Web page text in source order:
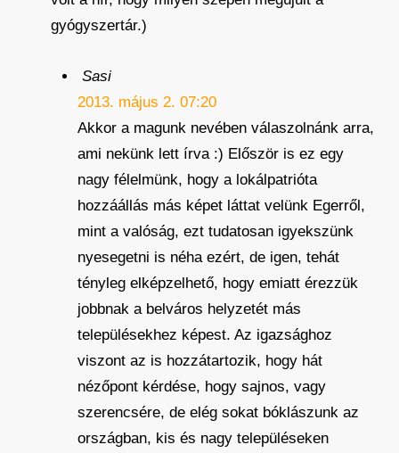
gyógyszertár.)
Sasi
2013. május 2. 07:20
Akkor a magunk nevében válaszolnánk arra,
ami nekünk lett írva :) Először is ez egy
nagy félelmünk, hogy a lokálpatrióta
hozzáállás más képet láttat velünk Egerről,
mint a valóság, ezt tudatosan igyekszünk
nyesegetni is néha ezért, de igen, tehát
tényleg elképzelhető, hogy emiatt érezzük
jobbnak a belváros helyzetét más
településekhez képest. Az igazsághoz
viszont az is hozzátartozik, hogy hát
nézőpont kérdése, hogy sajnos, vagy
szerencsére, de elég sokat bóklászunk az
országban, kis és nagy településeken